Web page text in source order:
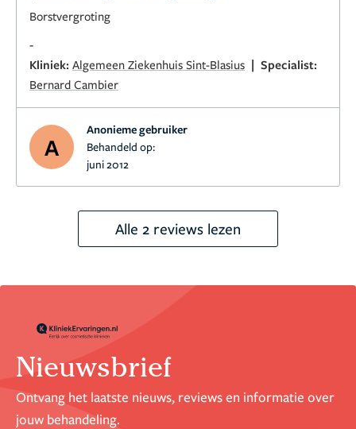
Borstvergroting
-
Kliniek: Algemeen Ziekenhuis Sint-Blasius | Specialist:
Bernard Cambier
A
Anonieme gebruiker
Behandeld op:
juni 2012
Alle 2 reviews lezen
Nieuwsbrief
Ontvang het laatste nieuws, reviews en informatie over
jouw behandeling.